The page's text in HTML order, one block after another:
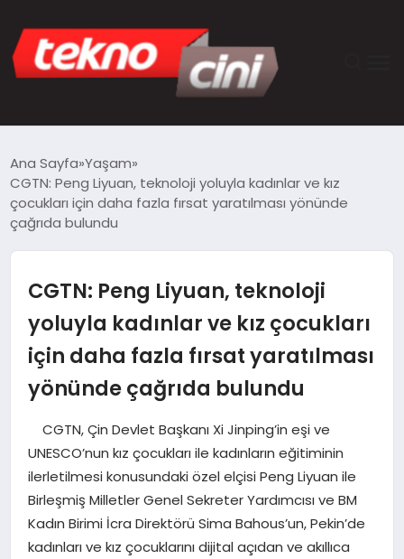
TEKNOLOJI
YAŞAM
SAĞLIK
DÜNYA
MAGAZIN
Ana Sayfa Yaşam
CGTN: Peng Liyuan, teknoloji yoluyla kadınlar ve kız
çocukları için daha fazla fırsat yaratılması yönünde
çağrıda bulundu
CGTN: Peng Liyuan, teknoloji
yoluyla kadınlar ve kız çocukları
için daha fazla fırsat yaratılması
yönünde çağrıda bulundu
CGTN, Çin Devlet Başkanı Xi Jinping’in eşi ve
UNESCO’nun kız çocukları ile kadınların eğitiminin
ilerletilmesi konusundaki özel elçisi Peng Liyuan ile
Birleşmiş Milletler Genel Sekreter Yardımcısı ve BM
Kadın Birimi İcra Direktörü Sima Bahous’un, Pekin’de
kadınları ve kız çocuklarını dijital açıdan ve akıllıca